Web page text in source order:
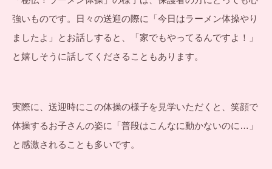
強いものです。日々の送迎の際に「今日はラーメン体操やり
ましたよ」とお話しすると、「家でもやってるんですよ！」
と嬉しそうに話してくださることもあります。
実際に、送迎時にこの体操の様子を見学いただくと、笑顔で
体操するお子さんの姿に「普段はこんなに動かないのに…」
と感激されることも多いです。